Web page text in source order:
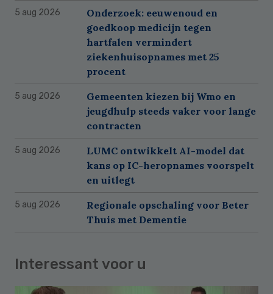
5 aug 2026
Onderzoek: eeuwenoud en
goedkoop medicijn tegen
hartfalen vermindert
ziekenhuisopnames met 25
procent
5 aug 2026
Gemeenten kiezen bij Wmo en
jeugdhulp steeds vaker voor lange
contracten
5 aug 2026
LUMC ontwikkelt AI-model dat
kans op IC-heropnames voorspelt
en uitlegt
5 aug 2026
Regionale opschaling voor Beter
Thuis met Dementie
Interessant voor u